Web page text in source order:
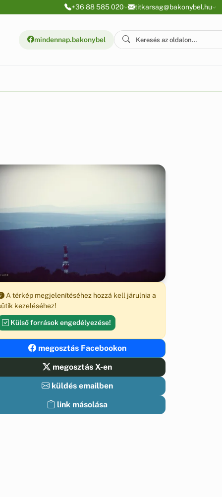
+36 88 585 020 titkarsag@bakonybel.hu
mindennap.bakonybel
A térkép megjelenítéséhez hozzá kell járulnia a
kezeléséhez!
Külső források engedélyezése!
megosztás Facebookon
megosztás X-en
küldés emailben
link másolása